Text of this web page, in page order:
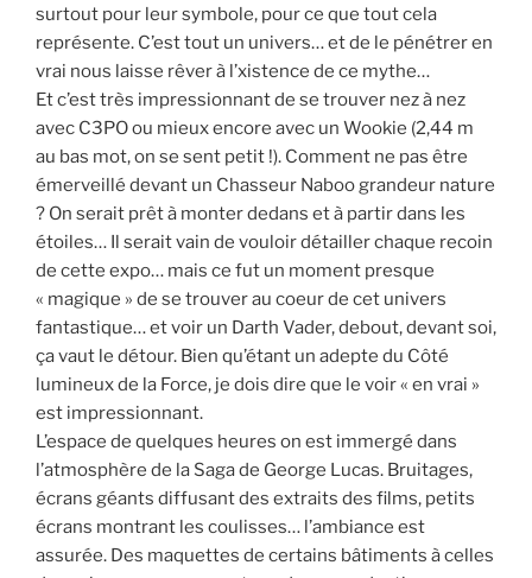
surtout pour leur symbole, pour ce que tout cela
représente. C’est tout un univers… et de le pénétrer en
vrai nous laisse rêver à l’xistence de ce mythe…
Et c’est très impressionnant de se trouver nez à nez
avec C3PO ou mieux encore avec un Wookie (2,44 m
au bas mot, on se sent petit !). Comment ne pas être
émerveillé devant un Chasseur Naboo grandeur nature
? On serait prêt à monter dedans et à partir dans les
étoiles… Il serait vain de vouloir détailler chaque recoin
de cette expo… mais ce fut un moment presque
« magique » de se trouver au coeur de cet univers
fantastique… et voir un Darth Vader, debout, devant soi,
ça vaut le détour. Bien qu’étant un adepte du Côté
lumineux de la Force, je dois dire que le voir « en vrai »
est impressionnant.
L’espace de quelques heures on est immergé dans
l’atmosphère de la Saga de George Lucas. Bruitages,
écrans géants diffusant des extraits des films, petits
écrans montrant les coulisses… l’ambiance est
assurée. Des maquettes de certains bâtiments à celles